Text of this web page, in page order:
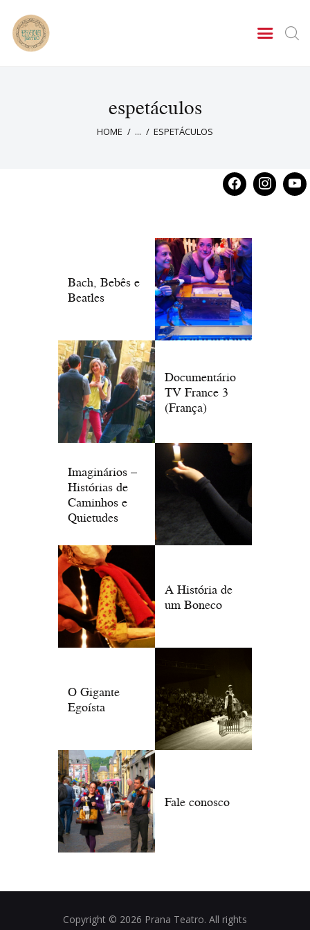
espetáculos
HOME ... ESPETÁCULOS
Fale conosco
Bach, Bebês e
Beatles
Documentário
TV France 3
(França)
Imaginários –
Histórias de
Caminhos e
Quietudes
A História de
um Boneco
O Gigante
Egoísta
Fale conosco
Copyright © 2026 Prana Teatro. All rights